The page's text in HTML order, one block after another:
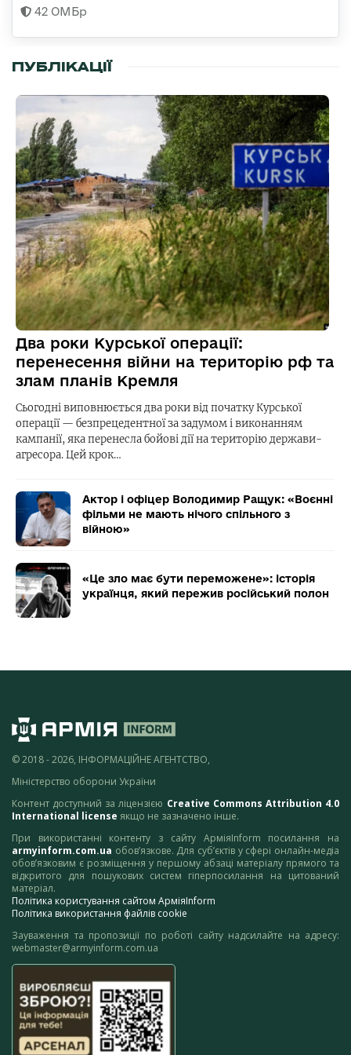
42 ОМБр
ПУБЛІКАЦІЇ
Два роки Курської операції:
перенесення війни на територію рф та
злам планів Кремля
Сьогодні виповнюється два роки від початку Курської
операції — безпрецедентної за задумом і виконанням
кампанії, яка перенесла бойові дії на територію держави-
агресора. Цей крок…
Актор і офіцер Володимир Ращук: «Воєнні
фільми не мають нічого спільного з
війною»
«Це зло має бути переможене»: історія
українця, який пережив російський полон
© 2018 - 2026, ІНФОРМАЦІЙНЕ АГЕНТСТВО,
Міністерство оборони України
Контент доступний за ліцензією Creative Commons Attribution 4.0
International license якщо не зазначено інше.
При використанні контенту з сайту АрміяInform посилання на
armyinform.com.ua обов’язкове. Для суб’єктів у сфері онлайн-медіа
обов’язковим є розміщення у першому абзаці матеріалу прямого та
відкритого для пошукових систем гіперпосилання на цитований
матеріал.
Політика користування сайтом АрміяInform
Політика використання файлів cookie
Зауваження та пропозиції по роботі сайту надсилайте на адресу:
webmaster@armyinform.com.ua